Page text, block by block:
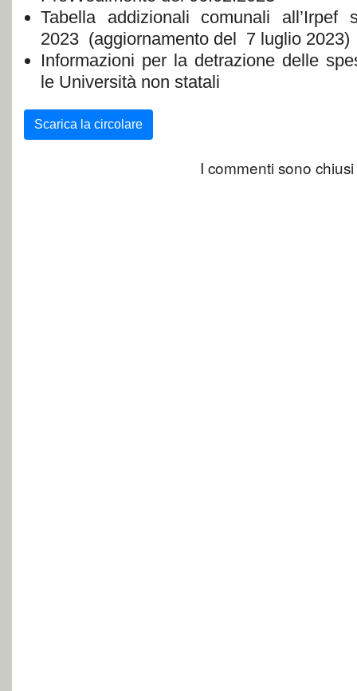
Tabella addizionali comunali all’Irpef
2023 (aggiornamento del 7 luglio 2023)
Informazioni per la detrazione delle
le Università non statali
Scarica la circolare
I commenti sono chiusi